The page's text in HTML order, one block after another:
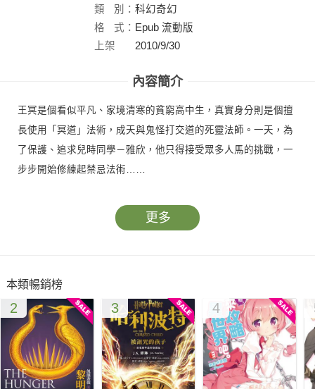
社：
類
別： 科幻奇幻
格
式： Epub 流動版
上架
2010/9/30
內容簡介
王冥是個看似平凡、家境清寒的貧窮高中生，真實身分則是個擅
長使用「冥道」法術，成天與鬼怪打交道的死靈法師。一天，為
了保護、追求兒時同學－雅欣，他只得接受眾多人馬的挑戰，一
步步開始修練起禁忌法術……
更多
本類暢銷榜
2 3 4